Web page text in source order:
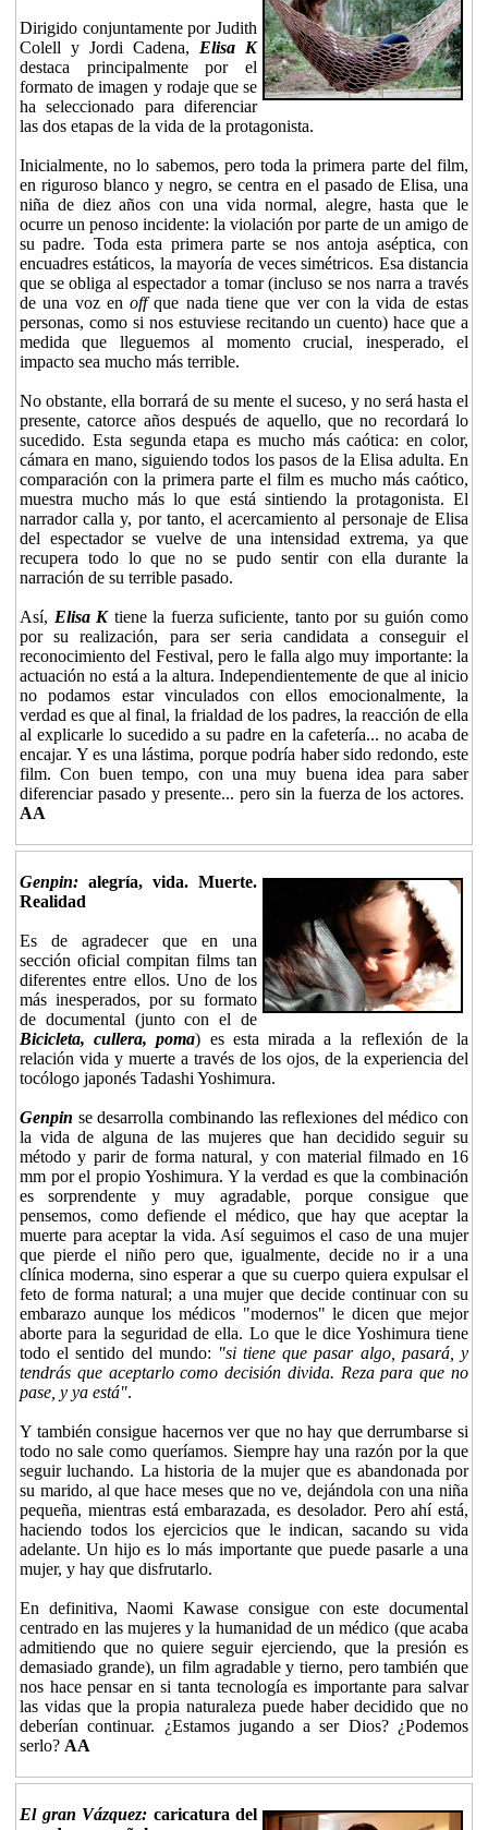
Dirigido conjuntamente por Judith
Colell y Jordi Cadena, Elisa K
destaca principalmente por el
formato de imagen y rodaje que se
ha seleccionado para diferenciar
las dos etapas de la vida de la protagonista.
Inicialmente, no lo sabemos, pero toda la primera parte del film,
en riguroso blanco y negro, se centra en el pasado de Elisa, una
niña de diez años con una vida normal, alegre, hasta que le
ocurre un penoso incidente: la violación por parte de un amigo de
su padre. Toda esta primera parte se nos antoja aséptica, con
encuadres estáticos, la mayoría de veces simétricos. Esa distancia
que se obliga al espectador a tomar (incluso se nos narra a través
de una voz enoffque nada tiene que ver con la vida de estas
personas, como si nos estuviese recitando un cuento) hace que a
medida que lleguemos al momento crucial, inesperado, el
impacto sea mucho más terrible.
No obstante, ella borrará de su mente el suceso, y no será hasta el
presente, catorce años después de aquello, que no recordará lo
sucedido. Esta segunda etapa es mucho más caótica: en color,
cámara en mano, siguiendo todos los pasos de la Elisa adulta. En
comparación con la primera parte el film es mucho más caótico,
muestra mucho más lo que está sintiendo la protagonista. El
narrador calla y, por tanto, el acercamiento al personaje de Elisa
del espectador se vuelve de una intensidad extrema, ya que
recupera todo lo que no se pudo sentir con ella durante la
narración de su terrible pasado.
Así, Elisa Ktiene la fuerza suficiente, tanto por su guión como
por su realización, para ser seria candidata a conseguir el
reconocimiento del Festival, pero le falla algo muy importante: la
actuación no está a la altura. Independientemente de que al inicio
no podamos estar vinculados con ellos emocionalmente, la
verdad es que al final, la frialdad de los padres, la reacción de ella
al explicarle lo sucedido a su padre en la cafetería... no acaba de
encajar. Y es una lástima, porque podría haber sido redondo, este
film. Con buen tempo, con una muy buena idea para saber
diferenciar pasado y presente... pero sin la fuerza de los actores.
AA
Genpin: alegría, vida. Muerte.
Realidad
Es de agradecer que en una
sección oficial compitan films tan
diferentes entre ellos. Uno de los
más inesperados, por su formato
de documental (junto con el de
Bicicleta, cullera, poma) es esta mirada a la reflexión de la
relación vida y muerte a través de los ojos, de la experiencia del
tocólogo japonés Tadashi Yoshimura.
Genpin se desarrolla combinando las reflexiones del médico con
la vida de alguna de las mujeres que han decidido seguir su
método y parir de forma natural, y con material filmado en 16
mm por el propio Yoshimura. Y la verdad es que la combinación
es sorprendente y muy agradable, porque consigue que
pensemos, como defiende el médico, que hay que aceptar la
muerte para aceptar la vida. Así seguimos el caso de una mujer
que pierde el niño pero que, igualmente, decide no ir a una
clínica moderna, sino esperar a que su cuerpo quiera expulsar el
feto de forma natural; a una mujer que decide continuar con su
embarazo aunque los médicos "modernos" le dicen que mejor
aborte para la seguridad de ella. Lo que le dice Yoshimura tiene
todo el sentido del mundo: "si tiene que pasar algo, pasará, y
tendrás que aceptarlo como decisión divida. Reza para que no
pase, y ya está".
Y también consigue hacernos ver que no hay que derrumbarse si
todo no sale como queríamos. Siempre hay una razón por la que
seguir luchando. La historia de la mujer que es abandonada por
su marido, al que hace meses que no ve, dejándola con una niña
pequeña, mientras está embarazada, es desolador. Pero ahí está,
haciendo todos los ejercicios que le indican, sacando su vida
adelante. Un hijo es lo más importante que puede pasarle a una
mujer, y hay que disfrutarlo.
En definitiva, Naomi Kawase consigue con este documental
centrado en las mujeres y la humanidad de un médico (que acaba
admitiendo que no quiere seguir ejerciendo, que la presión es
demasiado grande), un film agradable y tierno, pero también que
nos hace pensar en si tanta tecnología es importante para salvar
las vidas que la propia naturaleza puede haber decidido que no
deberían continuar. ¿Estamos jugando a ser Dios? ¿Podemos
serlo? AA
El gran Vázquez: caricatura del